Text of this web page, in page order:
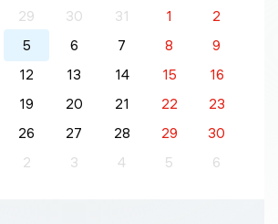
29 30 31 1
2
5 6 7 8
9
12 13 14 15
16
19 20 21 22
23
26 27 28 29
30
2 3 4 5 6